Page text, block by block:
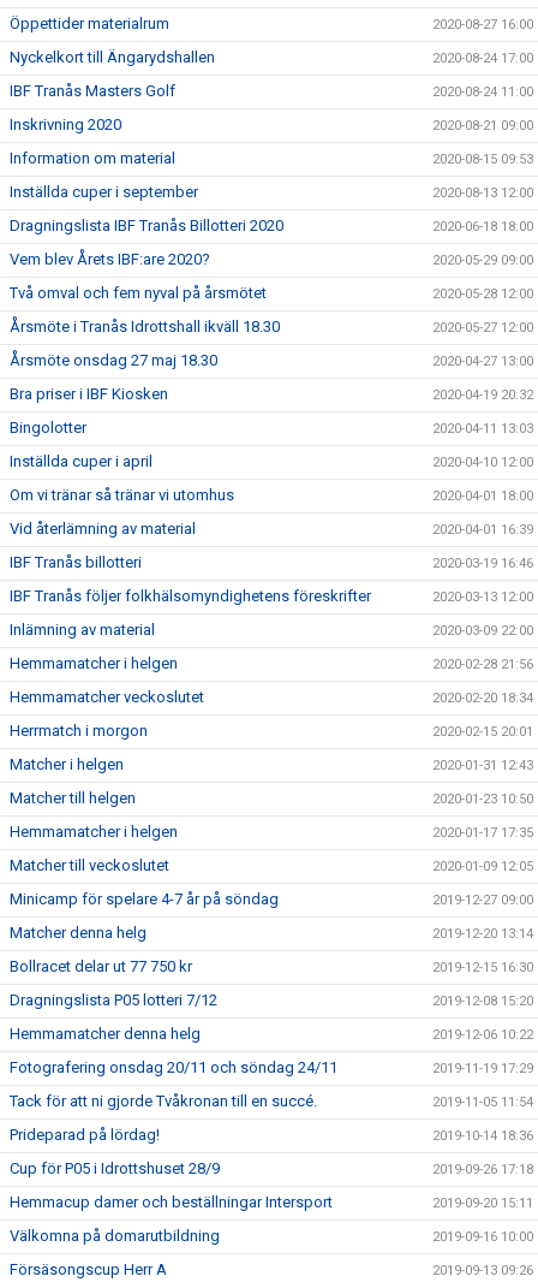
Öppettider materialrum 2020-08-27 16:00
Nyckelkort till Ängarydshallen 2020-08-24 17:00
IBF Tranås Masters Golf 2020-08-24 11:00
Inskrivning 2020 2020-08-21 09:00
Information om material 2020-08-15 09:53
Inställda cuper i september 2020-08-13 12:00
Dragningslista IBF Tranås Billotteri 2020 2020-06-18 18:00
Vem blev Årets IBF:are 2020? 2020-05-29 09:00
Två omval och fem nyval på årsmötet 2020-05-28 12:00
Årsmöte i Tranås Idrottshall ikväll 18.30 2020-05-27 12:00
Årsmöte onsdag 27 maj 18.30 2020-04-27 13:00
Bra priser i IBF Kiosken 2020-04-19 20:32
Bingolotter 2020-04-11 13:03
Inställda cuper i april 2020-04-10 12:00
Om vi tränar så tränar vi utomhus 2020-04-01 18:00
Vid återlämning av material 2020-04-01 16:39
IBF Tranås billotteri 2020-03-19 16:46
IBF Tranås följer folkhälsomyndighetens föreskrifter 2020-03-13 12:00
Inlämning av material 2020-03-09 22:00
Hemmamatcher i helgen 2020-02-28 21:56
Hemmamatcher veckoslutet 2020-02-20 18:34
Herrmatch i morgon 2020-02-15 20:01
Matcher i helgen 2020-01-31 12:43
Matcher till helgen 2020-01-23 10:50
Hemmamatcher i helgen 2020-01-17 17:35
Matcher till veckoslutet 2020-01-09 12:05
Minicamp för spelare 4-7 år på söndag 2019-12-27 09:00
Matcher denna helg 2019-12-20 13:14
Bollracet delar ut 77 750 kr 2019-12-15 16:30
Dragningslista P05 lotteri 7/12 2019-12-08 15:20
Hemmamatcher denna helg 2019-12-06 10:22
Fotografering onsdag 20/11 och söndag 24/11 2019-11-19 17:29
Tack för att ni gjorde Tvåkronan till en succé. 2019-11-05 11:54
Prideparad på lördag! 2019-10-14 18:36
Cup för P05 i Idrottshuset 28/9 2019-09-26 17:18
Hemmacup damer och beställningar Intersport 2019-09-20 15:11
Välkomna på domarutbildning 2019-09-16 10:00
Försäsongscup Herr A 2019-09-13 09:26